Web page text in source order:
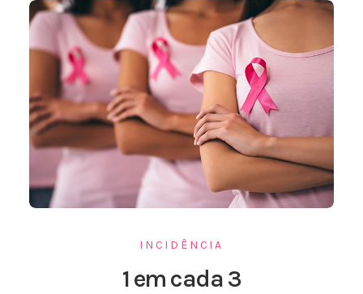
INCIDÊNCIA
1 em cada 3